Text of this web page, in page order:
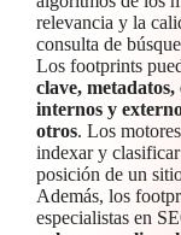
relevancia y la
consulta de
Los footprints
clave,
internos y
otros. Los
indexar y
posición de un
Además, los
especialistas en